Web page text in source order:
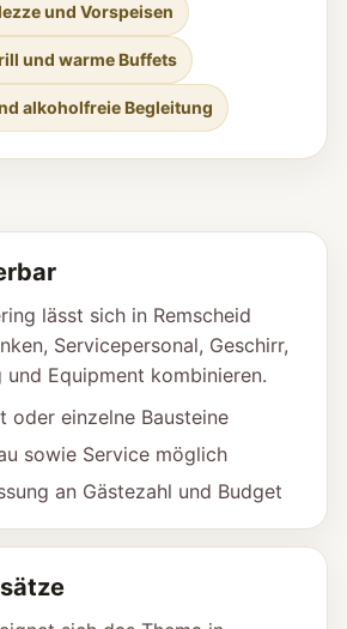
und Vorspeisen
und warme Buffets
alkoholfreie Begleitung
lässt sich in Remscheid
Servicepersonal, Geschirr,
und Equipment kombinieren.
oder einzelne Bausteine
sowie Service möglich
an Gästezahl und Budget